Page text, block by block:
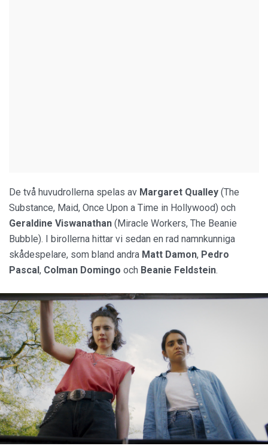
De två huvudrollerna spelas av Margaret Qualley (The
Substance, Maid, Once Upon a Time in Hollywood) och
Geraldine Viswanathan (Miracle Workers, The Beanie
Bubble). I birollerna hittar vi sedan en rad namnkunniga
skådespelare, som bland andra Matt Damon, Pedro
Pascal, Colman Domingo och Beanie Feldstein.